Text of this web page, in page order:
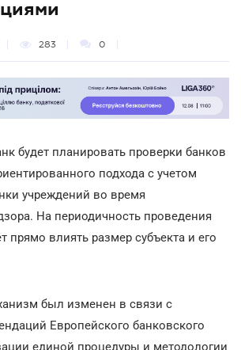
283 0
будет планировать проверки банков
подхода с учетом
учреждений во время
На периодичность проведения
прямо влиять размер субъекта и его
был изменен в связи с
Европейского банковского
единой процедуры и методологии